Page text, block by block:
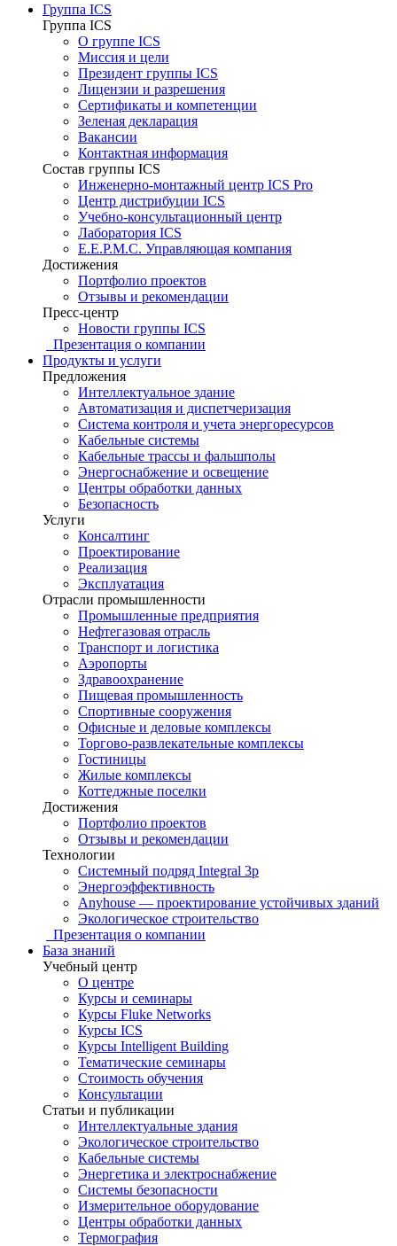
Группа ICS
Группа ICS
О группе ICS
Миссия и цели
Президент группы ICS
Лицензии и разрешения
Сертификаты и компетенции
Зеленая декларация
Вакансии
Контактная информация
Состав группы ICS
Инженерно-монтажный центр ICS Pro
Центр дистрибуции ICS
Учебно-консультационный центр
Лаборатория ICS
E.E.P.M.C. Управляющая компания
Достижения
Портфолио проектов
Отзывы и рекомендации
Пресс-центр
Новости группы ICS
Презентация о компании
Продукты и услуги
Предложения
Интеллектуальное здание
Автоматизация и диспетчеризация
Система контроля и учета энергоресурсов
Кабельные системы
Кабельные трассы и фальшполы
Энергоснабжение и освещение
Центры обработки данных
Безопасность
Услуги
Консалтинг
Проектирование
Реализация
Эксплуатация
Отрасли промышленности
Промышленные предприятия
Нефтегазовая отрасль
Транспорт и логистика
Аэропорты
Здравоохранение
Пищевая промышленность
Спортивные сооружения
Офисные и деловые комплексы
Торгово-развлекательные комплексы
Гостиницы
Жилые комплексы
Коттеджные поселки
Достижения
Портфолио проектов
Отзывы и рекомендации
Технологии
Системный подряд Integral 3p
Энергоэффективность
Anyhouse — проектирование устойчивых зданий
Экологическое строительство
Презентация о компании
База знаний
Учебный центр
О центре
Курсы и семинары
Курсы Fluke Networks
Курсы ICS
Курсы Intelligent Building
Тематические семинары
Стоимость обучения
Консультации
Статьи и публикации
Интеллектуальные здания
Экологическое строительство
Кабельные системы
Энергетика и электроснабжение
Системы безопасности
Измерительное оборудование
Центры обработки данных
Термография